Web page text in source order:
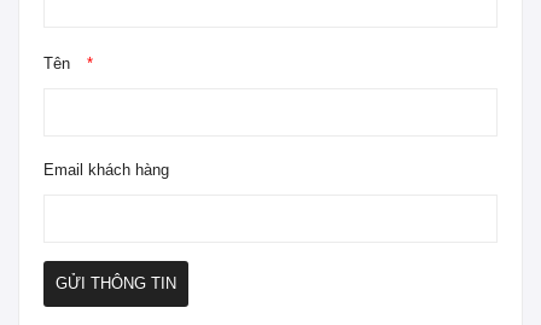
Tên *
Email khách hàng
GỬI THÔNG TIN